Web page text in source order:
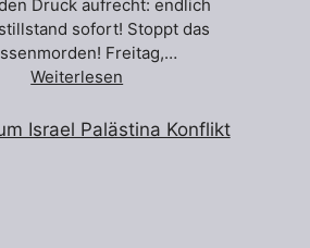
Druck aufrecht: endlich
sofort! Stoppt das
Freitag,…
Weiterlesen